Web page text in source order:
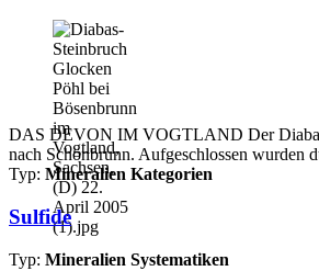
DAS DEVON IM VOGTLAND Der Diabas
nach Schönbrunn. Aufgeschlossen wurden
Typ: Mineralien Kategorien
Sulfide
Typ: Mineralien Systematiken